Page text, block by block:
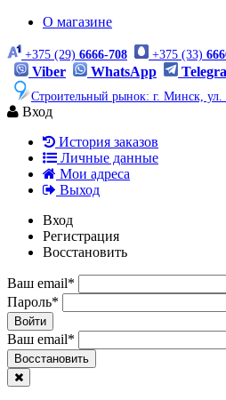
О магазине
+375 (29) 6666-708 +375 (33)
Viber WhatsApp
Строительный рынок: г. Минск,
Вход
История заказов
Личные данные
Мои адреса
Выход
Вход
Регистрация
Восстановить
Ваш email*
Пароль*
Войти
Ваш email*
Воcстановить